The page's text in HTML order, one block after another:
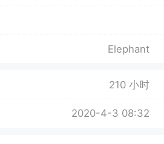
Elephant
210 小时
2020-4-3 08:32